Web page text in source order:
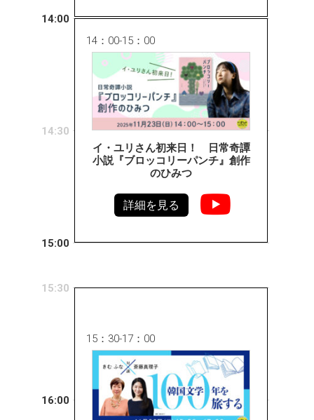
14:00
14：00-15：00
イ・ユリさん初来日！ 日常奇譚
小説『ブロッコリーパンチ』創作
のひみつ
詳細を見る
14:30
15:00
15:30
15：30-17：00
16:00